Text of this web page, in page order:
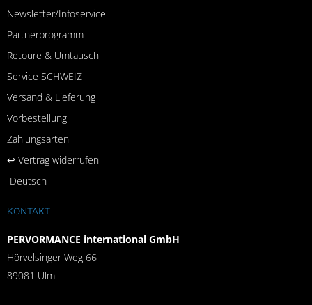
Newsletter/Infoservice
Partnerprogramm
Retoure & Umtausch
Service SCHWEIZ
Versand & Lieferung
Vorbestellung
Zahlungsarten
↩︎ Vertrag widerrufen
Deutsch
KONTAKT
PERVORMANCE international GmbH
Hörvelsinger Weg 66
89081 Ulm